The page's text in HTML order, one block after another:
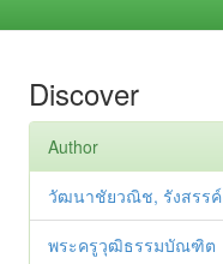
Discover
Author
วัฒนาชัยวณิช, รังสรรค์
พระครูวุฒิธรรมบัณฑิต